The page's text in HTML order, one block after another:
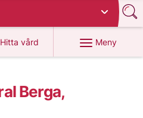
Hitta vård
på 1177.se
Meny
Berga,